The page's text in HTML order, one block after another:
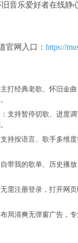
音乐爱好者在线静
官网入口： https://
打经典老歌、怀旧金
支持暂停切歌、进度
持按语言、歌手多维
带我的歌单、历史播
需注册登录，打开网
局清爽无弹窗广告，